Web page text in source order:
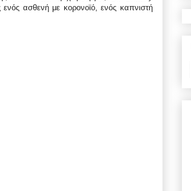
ασθενή με κορονοϊό, ενός καπνιστή